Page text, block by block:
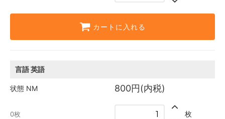
カートに入れる
言語英語
状態 NM 800円(内税)
0枚 枚